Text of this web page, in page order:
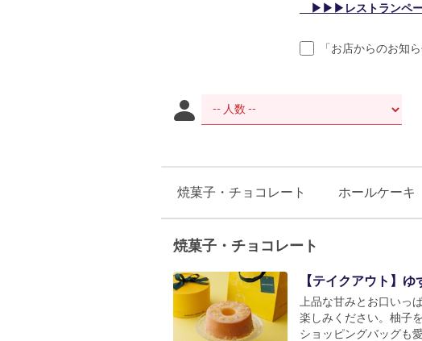
▶▶▶レストランペ
「お店からのお知
焼菓子・チョコレート ホールケーキ
焼菓子・チョコレート
【テイクアウト】
上品な甘みとお口いっ
楽しみください。柚子
ショッピングバッグも